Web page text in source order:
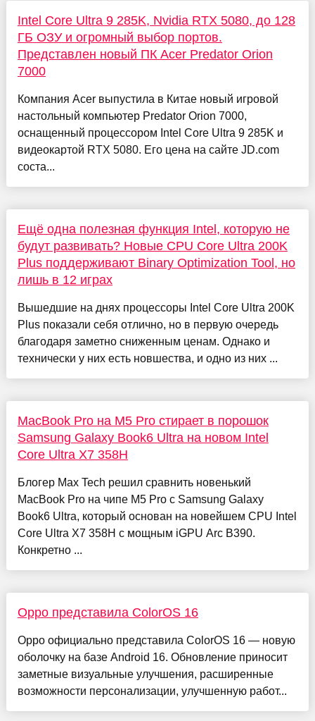
Intel Core Ultra 9 285K, Nvidia RTX 5080, до 128
ГБ ОЗУ и огромный выбор портов.
Представлен новый ПК Acer Predator Orion
7000
Компания Acer выпустила в Китае новый игровой
настольный компьютер Predator Orion 7000,
оснащенный процессором Intel Core Ultra 9 285K и
видеокартой RTX 5080. Его цена на сайте JD.com
соста...
Ещё одна полезная функция Intel, которую не
будут развивать? Новые CPU Core Ultra 200K
Plus поддерживают Binary Optimization Tool, но
лишь в 12 играх
Вышедшие на днях процессоры Intel Core Ultra 200K
Plus показали себя отлично, но в первую очередь
благодаря заметно сниженным ценам. Однако и
технически у них есть новшества, и одно из них ...
MacBook Pro на M5 Pro стирает в порошок
Samsung Galaxy Book6 Ultra на новом Intel
Core Ultra X7 358H
Блогер Max Tech решил сравнить новенький
MacBook Pro на чипе M5 Pro с Samsung Galaxy
Book6 Ultra, который основан на новейшем CPU Intel
Core Ultra X7 358H с мощным iGPU Arc B390.
Конкретно ...
Oppo представила ColorOS 16
Oppo официально представила ColorOS 16 — новую
оболочку на базе Android 16. Обновление приносит
заметные визуальные улучшения, расширенные
возможности персонализации, улучшенную работ...